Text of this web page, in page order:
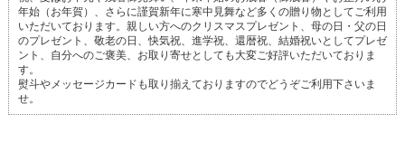
年始（お年賀）、さらに謹賀新年に寒中見舞など多くの贈り物としてご利用
いただいております。親しい方へのクリスマスプレゼント、母の日・父の日
のプレゼント、敬老の日、快気祝、進学祝、還暦祝、結婚祝いとしてプレゼ
ント、自分へのご褒美、お取り寄せとしても大変ご好評いただいておりま
す。
熨斗やメッセージカードも取り揃えておりますのでどうぞご利用下さいま
せ。